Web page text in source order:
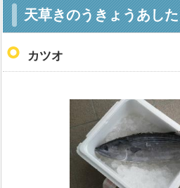
天草きのうきょうあした
カツオ